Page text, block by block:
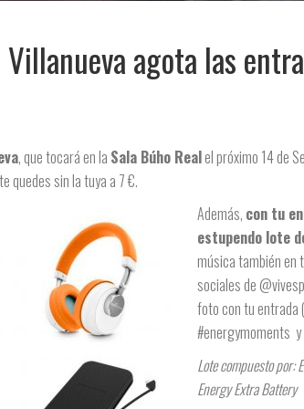
agota las
, que tocará en la Sala Búho Realel próximo 14 de
quedes sin la tuya a 7 €.
Además, con tu
estupendo lote
música también en
sociales de
foto con tu entrada
#energymoments
Lote compuesto por:
Energy Extra Battery